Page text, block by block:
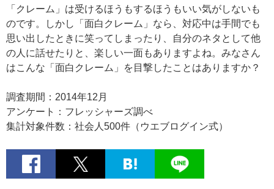
「クレーム」は受けるほうもするほうもいい気がしないも
のです。しかし「面白クレーム」なら、対応中は手間でも
思い出したときに笑ってしまったり、自分のネタとして他
の人に話せたりと、楽しい一面もありますよね。みなさん
はこんな「面白クレーム」を目撃したことはありますか？
調査期間：2014年12月
アンケート：フレッシャーズ調べ
集計対象件数：社会人500件（ウエブログイン式）